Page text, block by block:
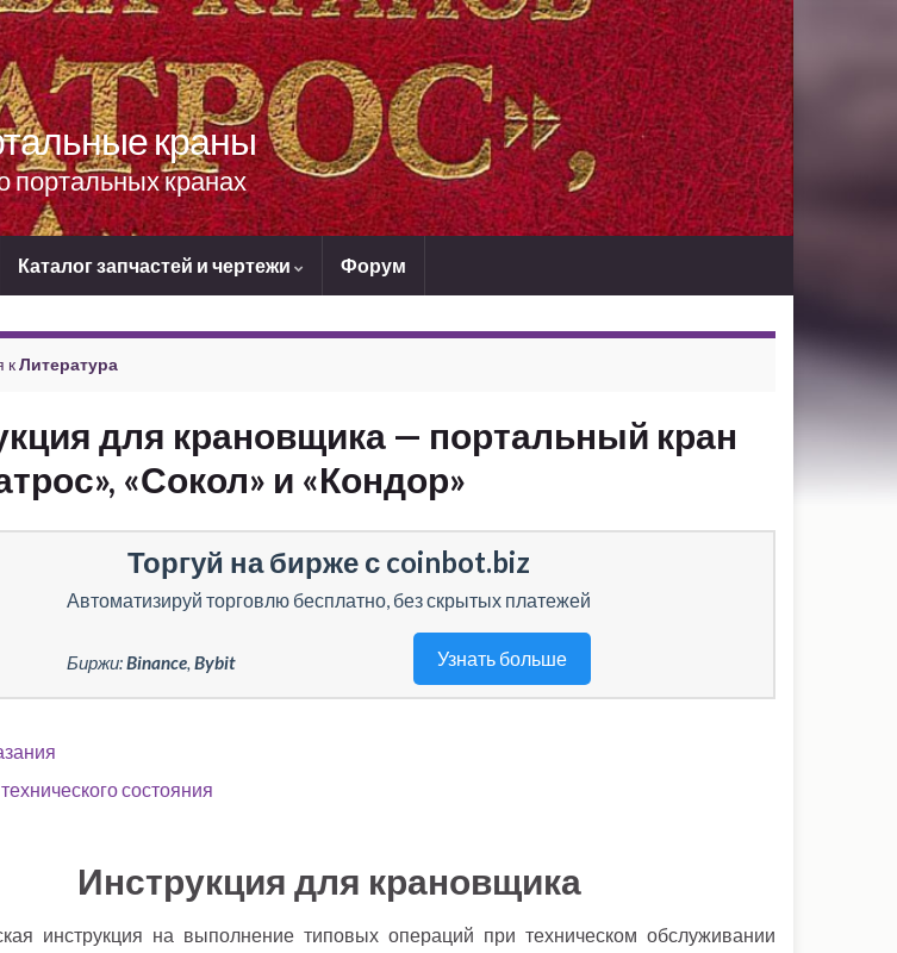
краны
портальных кранах
Каталог запчастей и чертежи Форум
кЛитература
для крановщика — портальный кран
«Сокол» и «Кондор»
Торгуй на бирже с coinbot.biz
Автоматизируй торговлю бесплатно, без скрытых платежей
Узнать больше
Биржи:Binance Bybit
состояния
Инструкция для крановщика
инструкция на выполнение типовых операций при техническом обслуживании